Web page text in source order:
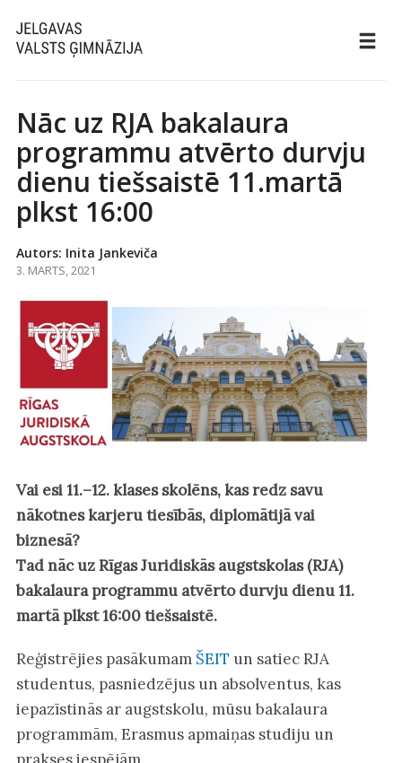
Nāc uz RJA bakalaura
programmu atvērto durvju
dienu tiešsaistē 11.martā
plkst 16:00
Autors: Inita Jankeviča
3. MARTS, 2021
Vai esi 11.–12. klases skolēns, kas redz savu
nākotnes karjeru tiesībās, diplomātijā vai
biznesā?
Tad nāc uz Rīgas Juridiskās augstskolas (RJA)
bakalaura programmu atvērto durvju dienu 11.
martā plkst 16:00 tiešsaistē.
Reģistrējies pasākumam ŠEIT un satiec RJA
studentus, pasniedzējus un absolventus, kas
iepazīstinās ar augstskolu, mūsu bakalaura
programmām, Erasmus apmaiņas studiju un